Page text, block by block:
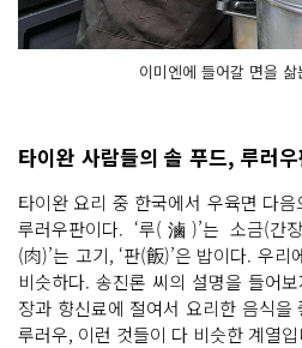
이미엔에 들어갈 면을
타이완 사람들의 솔 푸드, 루러
타이완 요리 중 한국에서 우육면 다
루러우판이다. ‘루(滷)’는 소금(간
(肉)’는 고기, ‘판(飯)’은 밥이다. 우
비슷하다. 송진론 씨의 설명을 들어
장과 향신료에 절여서 요리한 음식을
루러우, 이런 것들이 다 비슷한 계열입